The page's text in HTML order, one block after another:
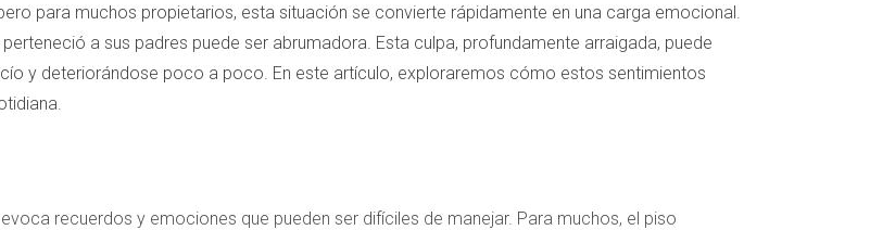
para muchos propietarios, esta situación se convierte rápidamente en una carga emocional.
a sus padres puede ser abrumadora. Esta culpa, profundamente arraigada, puede
y deteriorándose poco a poco. En este artículo, exploraremos cómo estos sentimientos
recuerdos y emociones que pueden ser difíciles de manejar. Para muchos, el piso